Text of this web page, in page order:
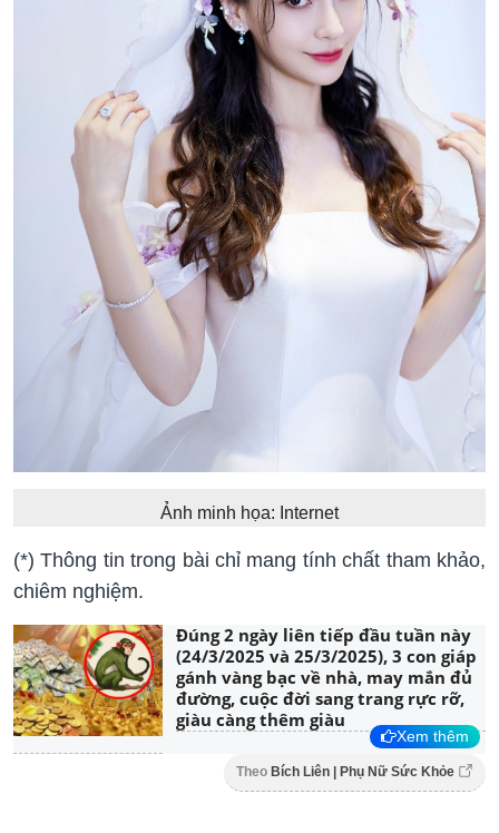
Ảnh minh họa: Internet
(*) Thông tin trong bài chỉ mang tính chất tham khảo,
chiêm nghiệm.
Đúng 2 ngày liên tiếp đầu tuần này
(24/3/2025 và 25/3/2025), 3 con giáp
gánh vàng bạc về nhà, may mắn đủ
đường, cuộc đời sang trang rực rỡ,
giàu càng thêm giàu
Xem thêm
Theo Bích Liên | Phụ Nữ Sức Khỏe